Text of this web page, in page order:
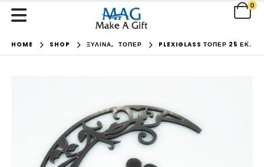
0
HOME SHOP ΞΥΛΙΝΑ, ΤΟΠΕΡ PLEXIGLASS ΤΌΠΕΡ 25 ΕΚ.